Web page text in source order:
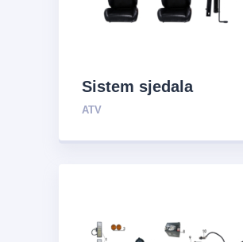
Sistem sjedala
ATV